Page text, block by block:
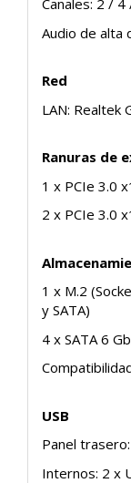
Canales: 2 / 4
Audio de alta
Red
LAN: Realtek
Ranuras de
1 x PCIe 3.0
2 x PCIe 3.0
1 x M.2
y SATA)
4 x SATA 6
USB
Panel
Internos: 2 x